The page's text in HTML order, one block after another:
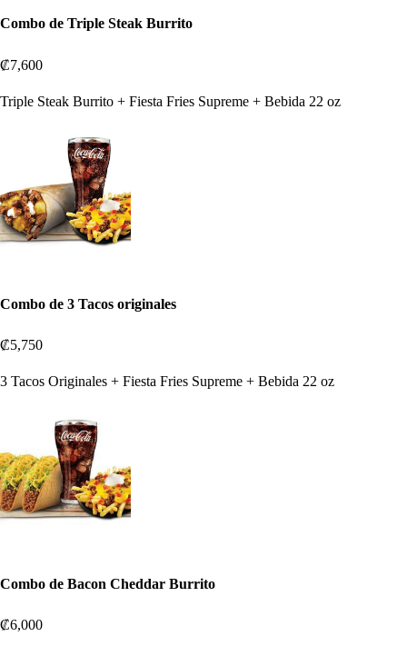
Combo de Triple Steak Burrito
₡7,600
Triple Steak Burrito + Fiesta Fries Supreme + Bebida 22 oz
Combo de 3 Tacos originales
₡5,750
3 Tacos Originales + Fiesta Fries Supreme + Bebida 22 oz
Combo de Bacon Cheddar Burrito
₡6,000